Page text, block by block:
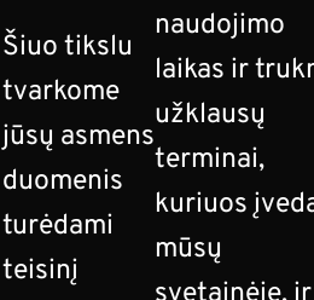
Šiuo tikslu
tvarkome
jūsų asmens
duomenis
turėdami
teisinį
naudojimo
laikas ir
užklausų
terminai,
kuriuos
mūsų